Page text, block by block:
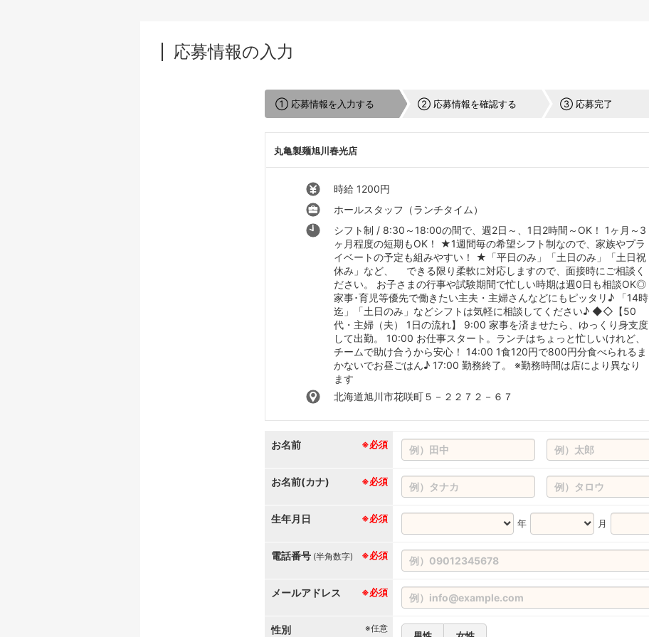
応募情報の入力
① 応募情報を入力する ② 応募情報を確認する ③ 応募完了
丸亀製麺旭川春光店
時給 1200円
ホールスタッフ（ランチタイム）
シフト制 / 8:30～18:00の間で、週2日～、1日2時間～OK！ 1ヶ月～3
ヶ月程度の短期もOK！ ★1週間毎の希望シフト制なので、家族やプラ
イベートの予定も組みやすい！ ★「平日のみ」「土日のみ」「土日祝
休み」など、 できる限り柔軟に対応しますので、面接時にご相談く
ださい。 お子さまの行事や試験期間で忙しい時期は週0日も相談OK◎
家事･育児等優先で働きたい主夫・主婦さんなどにもピッタリ♪ 「14時
迄」「土日のみ」などシフトは気軽に相談してください♪ ◆◇【50
代・主婦（夫） 1日の流れ】 9:00 家事を済ませたら、ゆっくり身支度
して出勤。 10:00 お仕事スタート。ランチはちょっと忙しいけれど、
チームで助け合うから安心！ 14:00 1食120円で800円分食べられるま
かないでお昼ごはん♪ 17:00 勤務終了。 ※勤務時間は店により異なり
ます
北海道旭川市花咲町５－２２７２－６７
お名前 ※必須
お名前(カナ) ※必須
生年月日 ※必須 年 月
電話番号 ※必須
(半角数字)
メールアドレス ※必須
性別 ※任意